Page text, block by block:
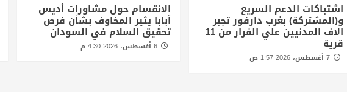
اشتباكات الدعم السريع
و(المشتركة) بغرب دارفور تجبر
الاف المدنيين علي الفرار من 11
قرية
7 أغسطس، 2026 1:57 ص
الانقسام حول مشاورات أديس
أبابا يثير المخاوف بشأن فرص
تحقيق السلام في السودان